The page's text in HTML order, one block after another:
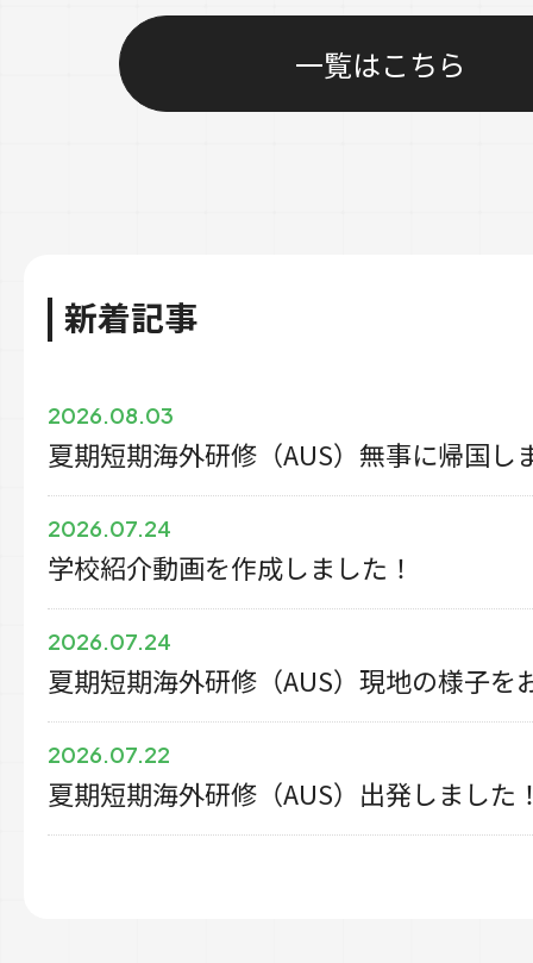
一覧はこちら
新着記事
2026.08.03
夏期短期海外研修（AUS）無事に帰国し
2026.07.24
学校紹介動画を作成しました！
2026.07.24
夏期短期海外研修（AUS）現地の様子を
2026.07.22
夏期短期海外研修（AUS）出発しました